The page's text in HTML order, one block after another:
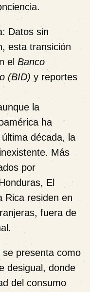
Datos sin
esta transición
el Banco
(BID) y reportes
la
ha
década, la
. Más
por
El
Rica residen en
fuera de
presenta como
desigual, donde
del consumo